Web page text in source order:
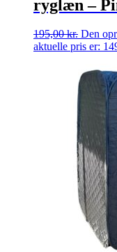
ryglæn –
195,00kr. Den
aktuelle pris er: